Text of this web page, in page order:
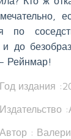
по
и до
Рейнмар!
Год издания :
Издательство
Автор :